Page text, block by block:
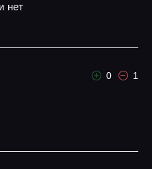
нет
0 1